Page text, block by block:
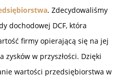
. Zdecydowaliśmy
dochodowej DCF, która
firmy opierającą się na jej
w przyszłości. Dzięki
wartości przedsiębiorstwa w